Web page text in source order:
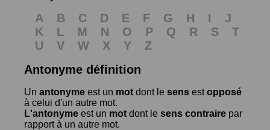
A B C D E F G H I
J
K
L M N O P Q R S
T
U
V W X Y
Z
Antonyme définition
Un antonyme est un mot dont le sens estopposé
à celui d'un autre mot.
L'antonyme est un mot dont le sens contraire par
rapport à un autre mot.